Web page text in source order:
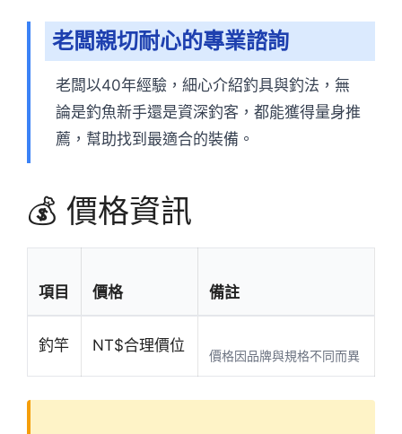
老闆親切耐心的專業諮詢
老闆以40年經驗，細心介紹釣具與釣法，無
論是釣魚新手還是資深釣客，都能獲得量身推
薦，幫助找到最適合的裝備。
💰 價格資訊
項目 價格 備註
釣竿 NT$合理價位
價格因品牌與規格不同而異